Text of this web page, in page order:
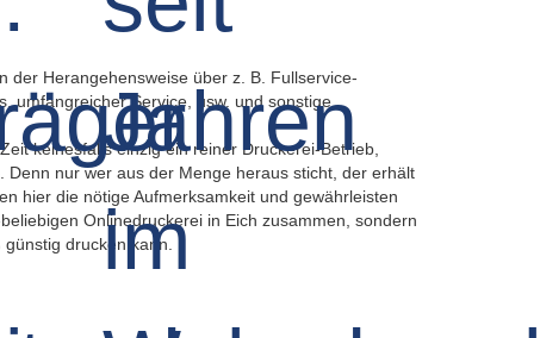
der Herangehensweise über z. B. Fullservice-
umfangreicher Service, usw. und sonstige
keinesfalls einzig ein reiner Druckerei-Betrieb,
nur wer aus der Menge heraus sticht, der erhält
hier die nötige Aufmerksamkeit und gewährleisten
Onlinedruckerei in Eich zusammen, sondern
drucken kann.